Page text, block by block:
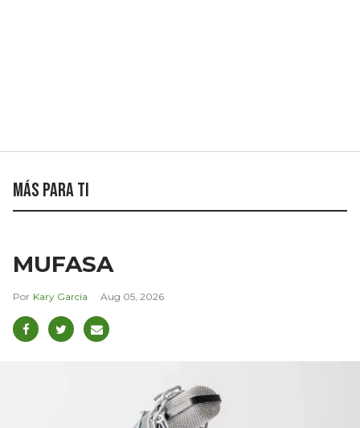
Más para ti
MUFASA
Kary García Aug 05, 2026